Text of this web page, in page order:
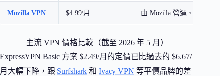
Mozilla VPN $4.99/月 由 Mozilla 營運、注重隱
主流 VPN 價格比較（截至 2026 年 5 月）
ExpressVPN Basic 方案 $2.49/月的定價已比過去的 $6.67/
月大幅下降，跟 Surfshark 和 Ivacy VPN 等平價品牌的差